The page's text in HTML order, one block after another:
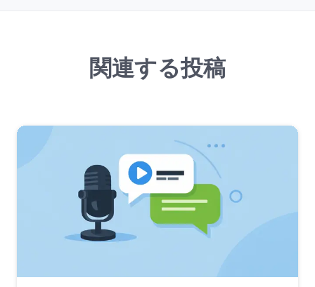
関連する投稿